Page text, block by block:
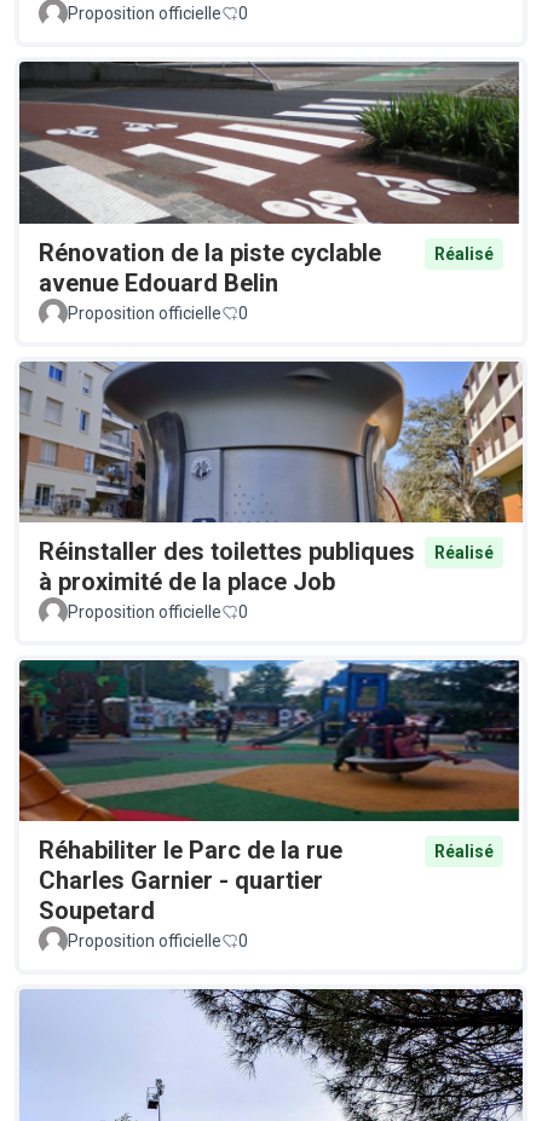
Proposition officielle 0
Rénovation de la piste cyclable
avenue Edouard Belin
Réalisé
Proposition officielle 0
Réinstaller des toilettes publiques
à proximité de la place Job
Réalisé
Proposition officielle 0
Réhabiliter le Parc de la rue
Charles Garnier - quartier
Soupetard
Réalisé
Proposition officielle 0